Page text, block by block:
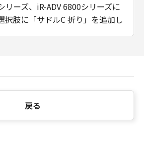
リーズ、iR-ADV 6800シリーズに
択肢に「サドルC 折り」を追加し
中綴じフィニッシャー・A1に
戻る